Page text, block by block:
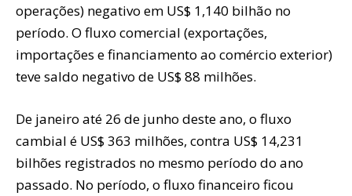
operações) negativo em US$ 1,140 bilhão no
período. O fluxo comercial (exportações,
importações e financiamento ao comércio exterior)
teve saldo negativo de US$ 88 milhões.
De janeiro até 26 de junho deste ano, o fluxo
cambial é US$ 363 milhões, contra US$ 14,231
bilhões registrados no mesmo período do ano
passado. No período, o fluxo financeiro ficou